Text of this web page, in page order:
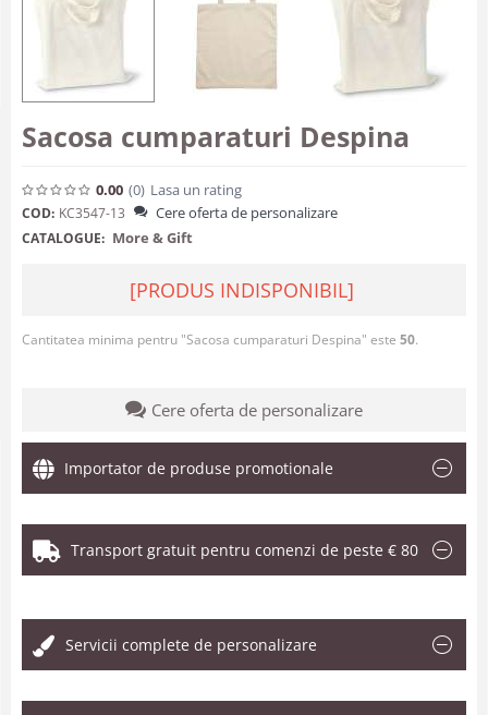
Sacosa cumparaturi Despina
0.00 (0) Lasa un rating
COD: KC3547-13 Cere oferta de personalizare
CATALOGUE: More & Gift
[PRODUS INDISPONIBIL]
Cantitatea minima pentru "Sacosa cumparaturi Despina" este 50.
Cere oferta de personalizare
Importator de produse promotionale
Transport gratuit pentru comenzi de peste € 80
Servicii complete de personalizare